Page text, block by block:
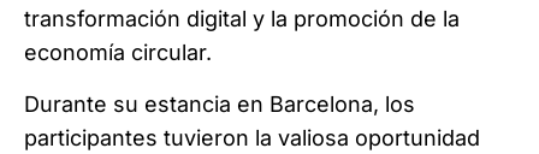
transformación digital y la promoción de la
economía circular.
Durante su estancia en Barcelona, los
participantes tuvieron la valiosa oportunidad